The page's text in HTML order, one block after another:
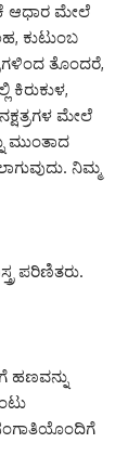
ಆಧಾರ ಮೇಲೆ
ಕುಟುಂಬ
ತೊಂದರೆ,
ಕಿರುಕುಳ,
ಮೇಲೆ
ಮುಂತಾದ
ನಿಮ್ಮ
ಪರಿಣಿತರು.
ಹಣವನ್ನು